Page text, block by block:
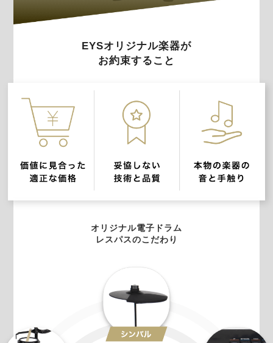
EYSオリジナル楽器が
お約束すること
オリジナル電子ドラム
レスパスのこだわり